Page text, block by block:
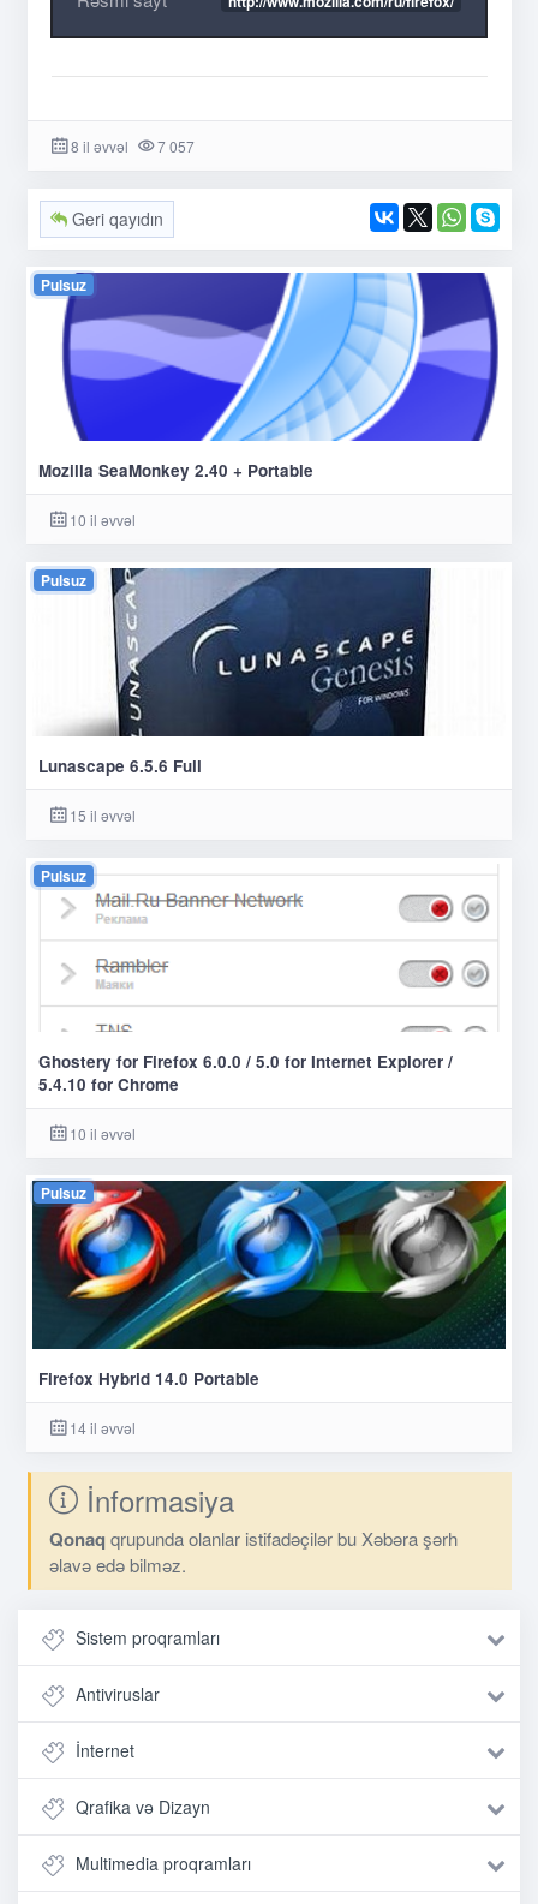
8 il əvvəl 7 057
Geri qayıdın
Pulsuz
Mozilla SeaMonkey 2.40 + Portable
10 il əvvəl
Pulsuz
Lunascape 6.5.6 Full
15 il əvvəl
Pulsuz
Ghostery for Firefox 6.0.0 / 5.0 for Internet Explorer /
5.4.10 for Chrome
10 il əvvəl
Pulsuz
Firefox Hybrid 14.0 Portable
14 il əvvəl
İnformasiya
Qonaq qrupunda olanlar istifadəçilər bu Xəbəra şərh
əlavə edə bilməz.
Sistem proqramları
Antiviruslar
İnternet
Qrafika və Dizayn
Multimedia proqramları